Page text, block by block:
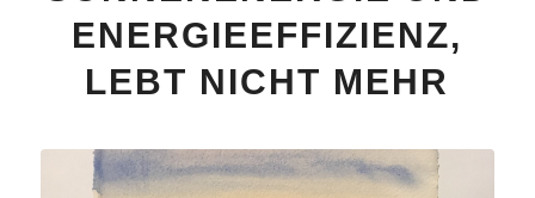
ENERGIEEFFIZIENZ,
LEBT NICHT MEHR